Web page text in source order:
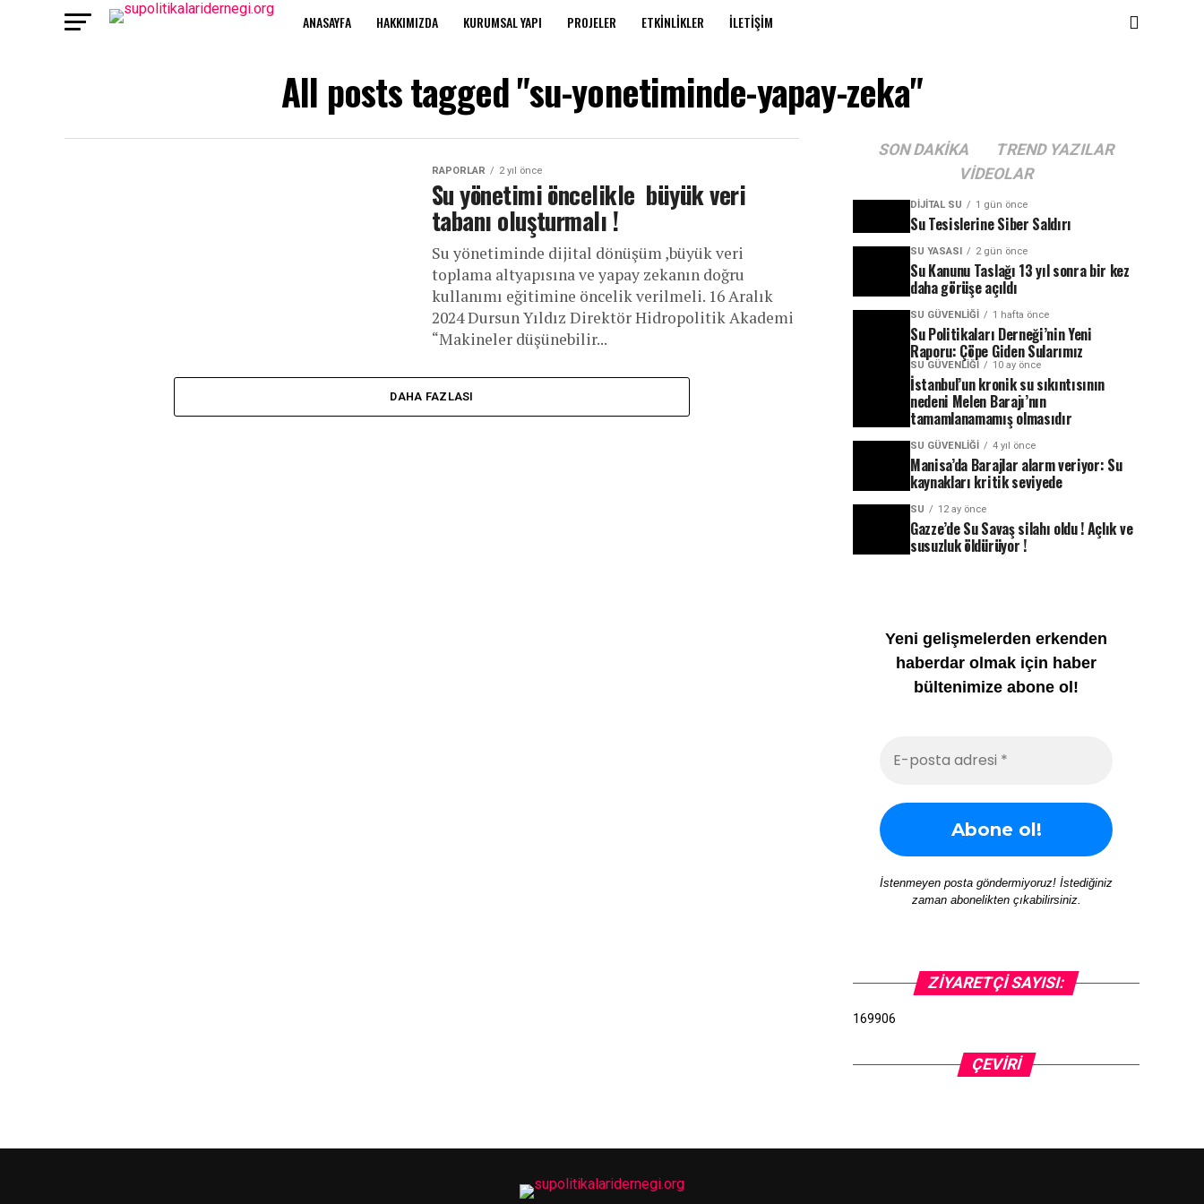
ANASAYFA HAKKIMIZDA KURUMSAL YAPI PROJELER ETKINLIKLER İLETIŞIM
All posts tagged "su-yonetiminde-yapay-zeka"
RAPORLAR 2 yıl önce
Su yönetimi öncelikle büyük veri
tabanı oluşturmalı !
Su yönetiminde dijital dönüşüm ,büyük veri
toplama altyapısına ve yapay zekanın doğru
kullanımı eğitimine öncelik verilmeli. 16 Aralık
2024 Dursun Yıldız Direktör Hidropolitik Akademi
“Makineler düşünebilir...
DAHA FAZLASI
SON DAKIKA
TREND YAZILAR
VIDEOLAR
DIJITAL SU 1 gün önce
Su Tesislerine Siber Saldırı
SU YASASI 2 gün önce
Su Kanunu Taslağı 13 yıl sonra bir kez
daha görüşe açıldı
SU GÜVENLIĞI 1 hafta önce
Su Politikaları Derneği’nin Yeni
Raporu: Çöpe Giden Sularımız
SU GÜVENLIĞI 10 ay önce
İstanbul’un kronik su sıkıntısının
nedeni Melen Barajı’nın
tamamlanamamış olmasıdır
SU GÜVENLIĞI 4 yıl önce
Manisa’da Barajlar alarm veriyor: Su
kaynakları kritik seviyede
SU 12 ay önce
Gazze’de Su Savaş silahı oldu ! Açlık ve
susuzluk öldürüyor !
Yeni gelişmelerden erkenden
haberdar olmak için haber
bültenimize abone ol!
İstenmeyen posta göndermiyoruz! İstediğiniz
zaman abonelikten çıkabilirsiniz.
ZIYARETÇI SAYISI:
169906
ÇEVIRI